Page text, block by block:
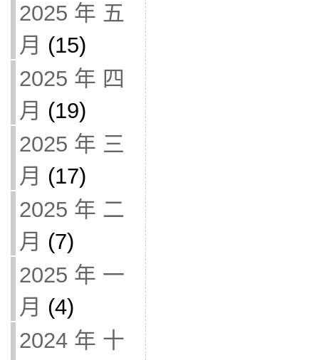
2025 年 五
月 (15)
2025 年 四
月 (19)
2025 年 三
月 (17)
2025 年 二
月 (7)
2025 年 一
月 (4)
2024 年 十